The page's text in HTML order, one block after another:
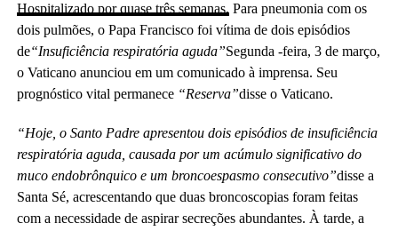
Hospitalizado por quase três semanas,Para pneumonia com os
dois pulmões, o Papa Francisco foi vítima de dois episódios
de“Insuficiência respiratória aguda”Segunda -feira, 3 de março,
o Vaticano anunciou em um comunicado à imprensa. Seu
prognóstico vital permanece “Reserva”disse o Vaticano.
“Hoje, o Santo Padre apresentou dois episódios de insuficiência
respiratória aguda, causada por um acúmulo significativo do
muco endobrônquico e um broncoespasmo consecutivo”disse a
Santa Sé, acrescentando que duas broncoscopias foram feitas
com a necessidade de aspirar secreções abundantes. À tarde, a